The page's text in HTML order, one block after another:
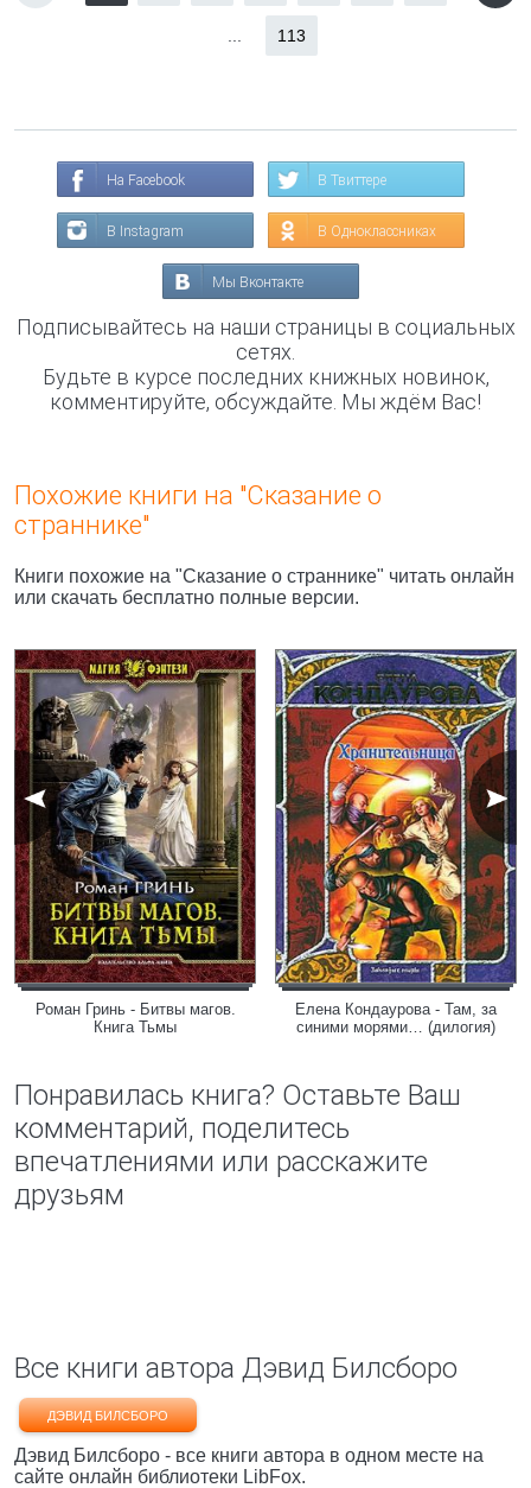
113
На Facebook В Твиттере
В Instagram В Одноклассниках
Мы Вконтакте
Подписывайтесь на наши страницы в социальных
сетях.
Будьте в курсе последних книжных новинок,
комментируйте, обсуждайте. Мы ждём Вас!
Похожие книги на "Сказание о
страннике"
Книги похожие на "Сказание о страннике" читать онлайн
или скачать бесплатно полные версии.
Роман Гринь - Битвы магов.
Книга Тьмы
Елена Кондаурова - Там, за
синими морями… (дилогия)
Понравилась книга? Оставьте Ваш
комментарий, поделитесь
впечатлениями или расскажите
друзьям
Все книги автора Дэвид Билсборо
ДЭВИД БИЛСБОРО
Дэвид Билсборо - все книги автора в одном месте на
сайте онлайн библиотеки LibFox.